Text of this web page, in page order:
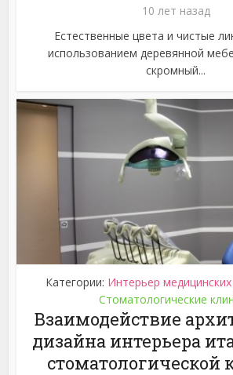
10 лет назад
Естественные цвета и чистые
использованием деревянной
скромный...
Категории: Интерьер
Стоматологические
Взаимодействие
дизайна интерьера
стоматологической